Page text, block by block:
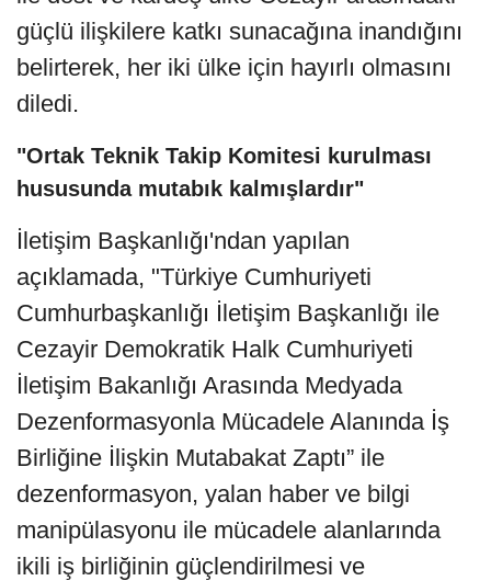
güçlü ilişkilere katkı sunacağına inandığını
belirterek, her iki ülke için hayırlı olmasını
diledi.
"Ortak Teknik Takip Komitesi kurulması
hususunda mutabık kalmışlardır"
İletişim Başkanlığı'ndan yapılan
açıklamada, "Türkiye Cumhuriyeti
Cumhurbaşkanlığı İletişim Başkanlığı ile
Cezayir Demokratik Halk Cumhuriyeti
İletişim Bakanlığı Arasında Medyada
Dezenformasyonla Mücadele Alanında İş
Birliğine İlişkin Mutabakat Zaptı” ile
dezenformasyon, yalan haber ve bilgi
manipülasyonu ile mücadele alanlarında
ikili iş birliğinin güçlendirilmesi ve